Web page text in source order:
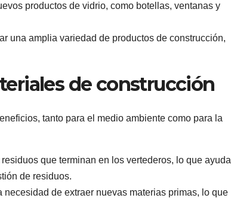
productos de vidrio, como botellas, ventanas y
una amplia variedad de productos de construcción,
de construcción
tanto para el medio ambiente como para la
que terminan en los vertederos, lo que ayuda
de residuos.
de extraer nuevas materias primas, lo que